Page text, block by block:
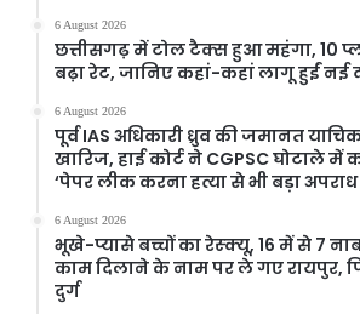
6 August 2026
छत्तीसगढ़ में टोल टैक्स हुआ महंगा, 10
बढ़ा रेट, जानिए कहां-कहां लागू हुईं नई
6 August 2026
पूर्व IAS अधिकारी ध्रुव की जमानत
खारिज, हाई कोर्ट ने CGPSC घोटाले में
‘पेपर लीक करना हत्या से भी बड़ा अपराध
6 August 2026
भूखे-प्यासे बच्चों का रेस्क्यू, 16 में से 7
काम दिलाने के नाम पर ले गए रायपुर,
दुर्ग